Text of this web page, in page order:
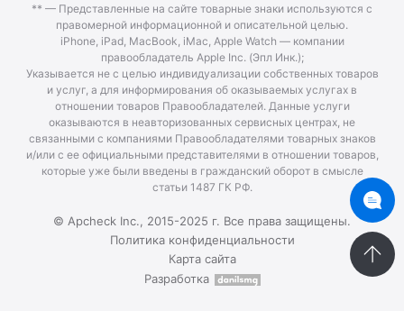
** — Представленные на сайте товарные знаки используются с
правомерной информационной и описательной целью.
iPhone, iPad, MacBook, iMac, Apple Watch — компании
правообладатель Apple Inc. (Эпл Инк.);
Указывается не с целью индивидуализации собственных товаров
и услуг, а для информирования об оказываемых услугах в
отношении товаров Правообладателей. Данные услуги
оказываются в неавторизованных сервисных центрах, не
связанными с компаниями Правообладателями товарных знаков
и/или с ее официальными представителями в отношении товаров,
которые уже были введены в гражданский оборот в смысле
статьи 1487 ГК РФ.
© Apcheck Inc., 2015-2025 г. Все права защищены.
Политика конфиденциальности
Карта сайта
Разработка